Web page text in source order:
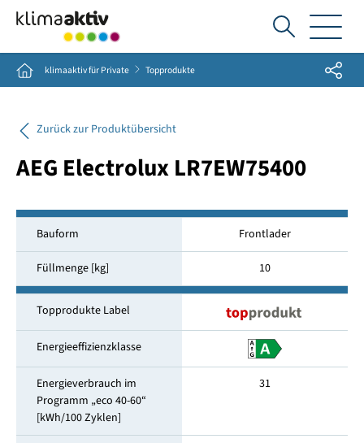
Ich
suche...
Home klimaaktiv für Private Topprodukte Share
Zurück zur Produktübersicht
AEG Electrolux LR7EW75400
Bauform Frontlader
Füllmenge [kg] 10
Topprodukte Label
Energieeffizienzklasse
Energieverbrauch im
Programm „eco 40-60“
[kWh/100 Zyklen]
31